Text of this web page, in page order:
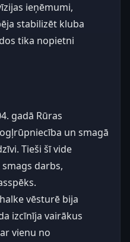
ieņēmumi,
stabilizēt kluba
tika nopietni
gadā Rūras
un smagā
Tieši šī vide
darbs,
vēsturē bija
izcīnīja vairākus
vienu no